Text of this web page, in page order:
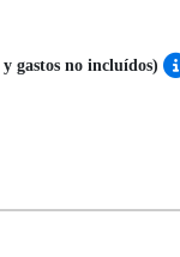
gastos no incluídos)